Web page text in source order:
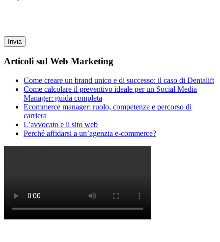
Articoli sul Web Marketing
Come creare un brand unico e di successo: il caso di Dentalift
Come calcolare il preventivo ideale per un Social Media
Manager: guida completa
Ecommerce manager: ruolo, competenze e percorso di
carriera
L’avvocato e il sito web
Perché affidarsi a un’agenzia e-commerce?